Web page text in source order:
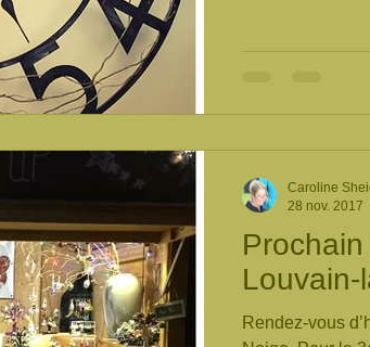
Louvain-
Rendez-vous
Caroline
28 nov. 2017